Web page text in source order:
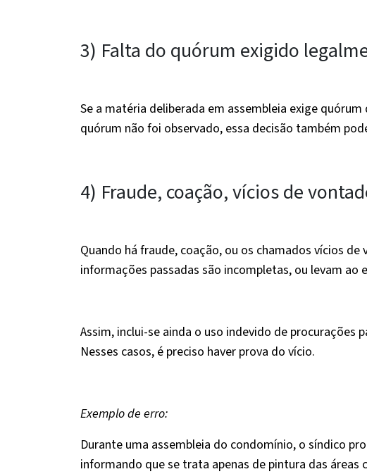
3) Falta do quórum exigido
Se a matéria deliberada em assembleia exige
quórum não foi observado, essa decisão também
4) Fraude, coação, vícios de
Quando há fraude, coação, ou os chamados vícios
informações passadas são incompletas, ou levam
Assim, inclui-se ainda o uso indevido de procurações
Nesses casos, é preciso haver prova do vício.
Exemplo de erro:
Durante uma assembleia do condomínio, o síndico
informando que se trata apenas de pintura das